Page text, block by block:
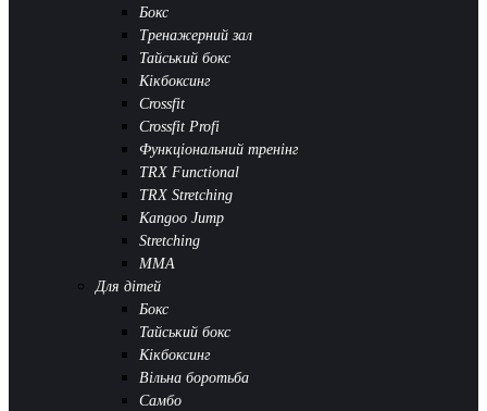
Бокс
Тренажерний зал
Тайський бокс
Кікбоксинг
Crossfit
Crossfit Profi
Функціональний тренінг
TRX Functional
TRX Stretching
Kangoo Jump
Stretching
MMA
Для дітей
Бокс
Тайський бокс
Кікбоксинг
Вільна боротьба
Самбо